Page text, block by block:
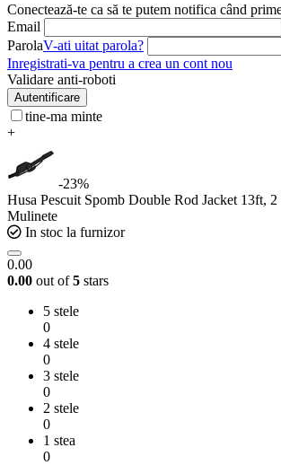
Conectează-te ca să te putem notifica când
Email
ParolaV-ati uitat parola?
Inregistrati-va pentru a crea un cont nou
Validare anti-roboti
Autentificare
tine-ma minte
+
-23%
Husa Pescuit Spomb Double Rod Jacket 13ft, 2
Mulinete
In stoc la furnizor
0.00
0.00 out of5 stars
5 stele
0
4 stele
0
3 stele
0
2 stele
0
1 stea
0